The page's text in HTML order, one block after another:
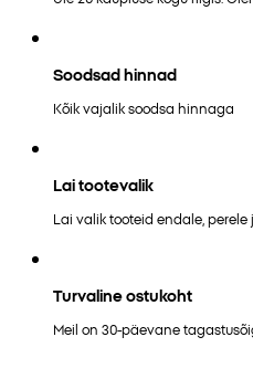
Soodsad hinnad
Kõik vajalik soodsa hinnaga
Lai tootevalik
Lai valik tooteid endale, perele
Turvaline ostukoht
Meil on 30-päevane